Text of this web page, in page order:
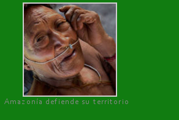
Amazonía defiende su territorio